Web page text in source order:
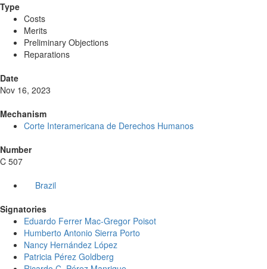
Type
Costs
Merits
Preliminary Objections
Reparations
Date
Nov 16, 2023
Mechanism
Corte Interamericana de Derechos Humanos
Number
C 507
Brazil
Signatories
Eduardo Ferrer Mac-Gregor Poisot
Humberto Antonio Sierra Porto
Nancy Hernández López
Patricia Pérez Goldberg